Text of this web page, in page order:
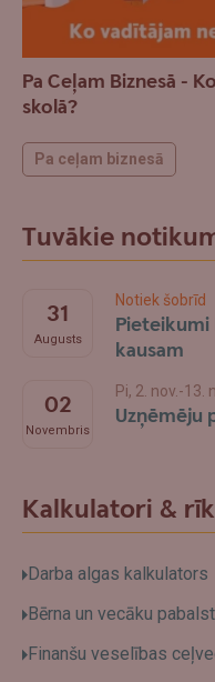
Pa Ceļam Biznesā -
skolā?
Pa ceļam biznesā
Tuvākie
31
Augusts
Notiek šobrīd
Pieteikumi
kausam
02
Novembris
Pi, 2. nov.-13.
Uzņēmēju
Kalkulatori &
Darba algas kalkulators
Bērna un vecāku
Finanšu veselības